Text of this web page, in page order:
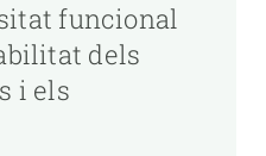
funcional
dels
i els